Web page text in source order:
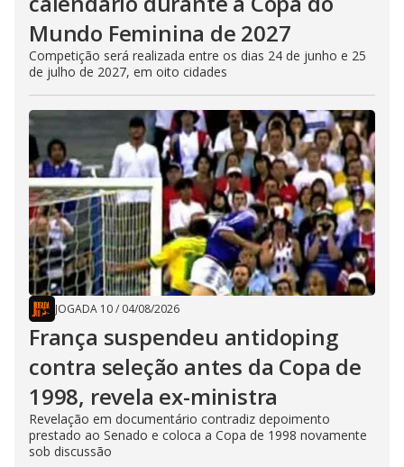
Mundo Feminina de 2027
Competição será realizada entre os dias 24 de junho e 25
de julho de 2027, em oito cidades
JOGADA 10/ 04/08/2026
França suspendeu antidoping
contra seleção antes da Copa de
1998, revela ex-ministra
Revelação em documentário contradiz depoimento
prestado ao Senado e coloca a Copa de 1998 novamente
sob discussão